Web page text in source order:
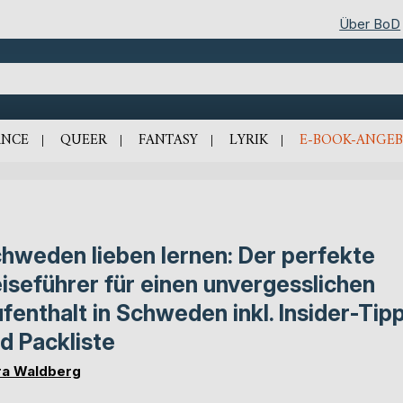
Über BoD
QUEER FANTASY LYRIK E-BOOK-
lieben lernen: Der perfekte
für einen unvergesslichen
in Schweden inkl. Insider-
Packliste
Waldberg